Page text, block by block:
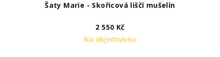
Šaty Marie - Skořicová liščí mušelín
2 550 Kč
Na objednávku